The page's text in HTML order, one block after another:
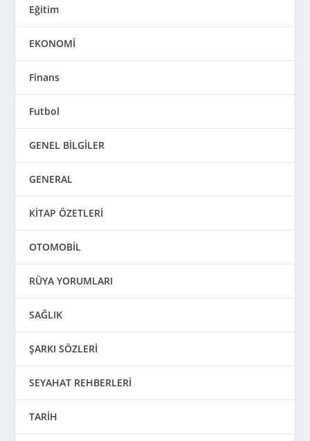
Eğitim
EKONOMİ
Finans
Futbol
GENEL BİLGİLER
GENERAL
KİTAP ÖZETLERİ
OTOMOBİL
RÜYA YORUMLARI
SAĞLIK
ŞARKI SÖZLERİ
SEYAHAT REHBERLERİ
TARİH